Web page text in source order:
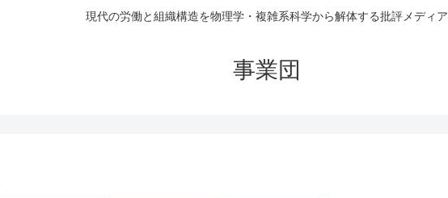
現代の労働と組織構造を物理学・複雑系科学から解体する批評メディア
事業団